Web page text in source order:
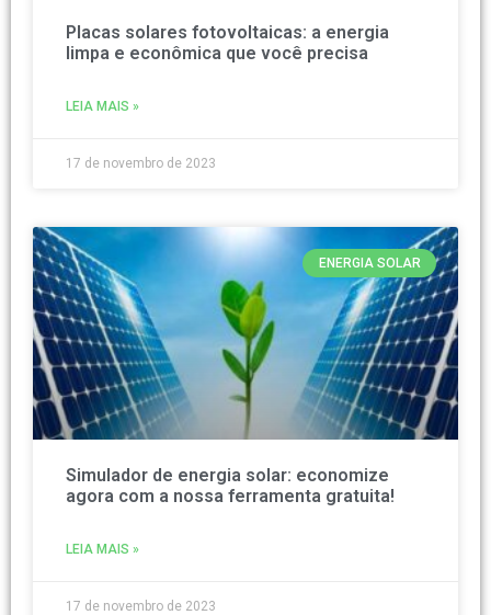
Placas solares fotovoltaicas: a energia
limpa e econômica que você precisa
LEIA MAIS »
17 de novembro de 2023
ENERGIA SOLAR
Simulador de energia solar: economize
agora com a nossa ferramenta gratuita!
LEIA MAIS »
17 de novembro de 2023